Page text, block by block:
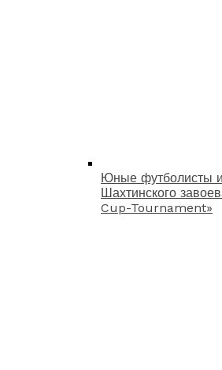
Юные футболисты
Шахтинского
Cup-Tournament»